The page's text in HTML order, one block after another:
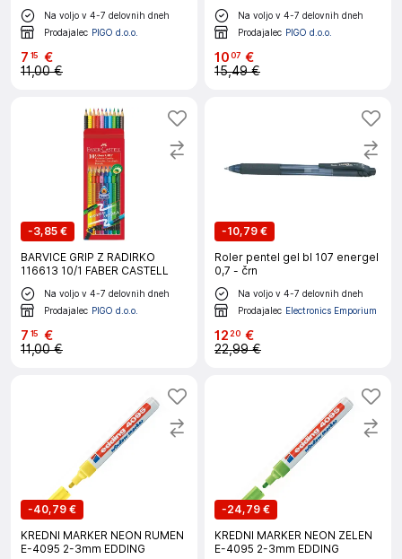
Na voljo v 4-7 delovnih dneh
Prodajalec PIGO d.o.o.
7 15 €
11,00 €
Na voljo v 4-7 delovnih dneh
Prodajalec PIGO d.o.o.
1007 €
15,49 €
-3,85 €
BARVICE GRIP Z RADIRKO
116613 10/1 FABER CASTELL
Na voljo v 4-7 delovnih dneh
Prodajalec PIGO d.o.o.
7 15 €
11,00 €
-10,79 €
Roler pentel gel bl 107 energel
0,7 - črn
Na voljo v 4-7 delovnih dneh
Prodajalec Electronics Emporium
12 20 €
22,99 €
-40,79 €
KREDNI MARKER NEON RUMEN
E-4095 2-3mm EDDING
-24,79 €
KREDNI MARKER NEON ZELEN
E-4095 2-3mm EDDING